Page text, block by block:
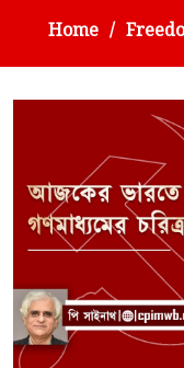
Home